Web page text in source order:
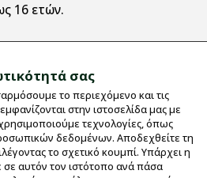
16 ετών.
σας
το περιεχόμενο και τις
στην ιστοσελίδα μας με
τεχνολογίες, όπως
δεδομένων. Αποδεχθείτε τη
το σχετικό κουμπί. Υπάρχει η
αυτόν τον ιστότοπο ανά πάσα